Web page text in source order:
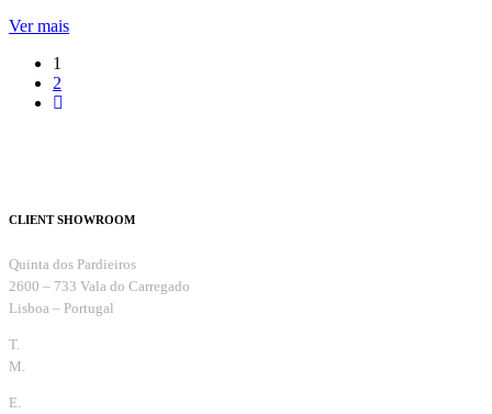
Share
Ver mais
1
2
CLIENT SHOWROOM
Quinta dos Pardieiros
2600 – 733 Vala do Carregado
Lisboa – Portugal
T.
M.
E.